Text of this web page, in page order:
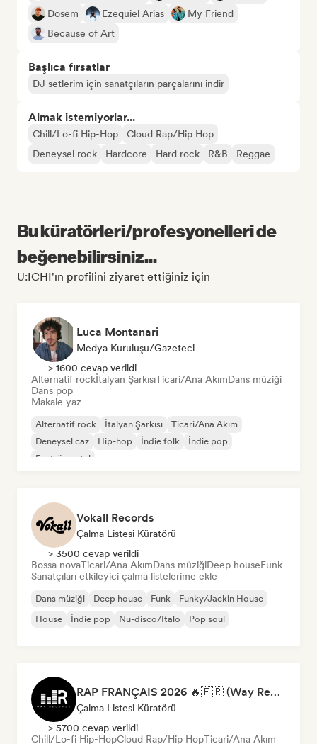
Dosem
Ezequiel Arias
My Friend
Because of Art
Başlıca fırsatlar
DJ setlerim için sanatçıların parçalarını indir
Almak istemiyorlar...
Chill/Lo-fi Hip-Hop
Cloud Rap/Hip Hop
Deneysel rock
Hardcore Hard rock R&B Reggae
Bu küratörleri/profesyonelleri de
beğenebilirsiniz...
U:ICHI'ın profilini ziyaret ettiğiniz için
Luca Montanari
Medya Kuruluşu/Gazeteci
> 1600 cevap verildi
Alternatif rockİtalyan ŞarkısıTicari/Ana AkımDans müziği
Dans pop
Makale yaz
Alternatif rock İtalyan Şarkısı
Ticari/Ana Akım
Deneysel caz
Hip-hop İndie folk
İndie pop
Enstrümantal
Vokall Records
Çalma Listesi Küratörü
> 3500 cevap verildi
Bossa novaTicari/Ana AkımDans müziğiDeep houseFunk
Sanatçıları etkileyici çalma listelerime ekle
Dans müziği Deep house Funk
Funky/Jackin House
House
İndie pop Nu-disco/Italo Pop soul
RAP FRANÇAIS 2026 🔥🇫🇷 (Way Records)
Çalma Listesi Küratörü
> 5700 cevap verildi
Chill/Lo-fi Hip-HopCloud Rap/Hip HopTicari/Ana Akım